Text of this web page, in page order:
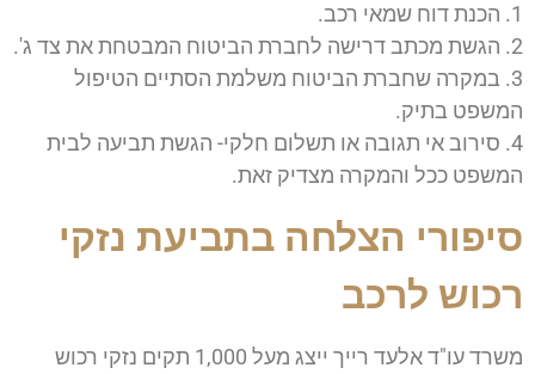
1. הכנת דוח שמאי רכב.
2. הגשת מכתב דרישה לחברת הביטוח המבטחת את צד ג'.
3. במקרה שחברת הביטוח משלמת הסתיים הטיפול
המשפט בתיק.
4. סירוב אי תגובה או תשלום חלקי- הגשת תביעה לבית
המשפט ככל והמקרה מצדיק זאת.
סיפורי הצלחה בתביעת נזקי
רכוש לרכב
משרד עו"ד אלעד רייך ייצג מעל 1,000 תקים נזקי רכוש